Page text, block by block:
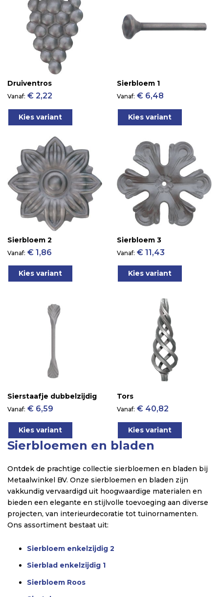
Druiventros
Vanaf € 2,22
Kies variant
Sierbloem 1
Vanaf € 6,48
Kies variant
Sierbloem 2
Vanaf € 1,86
Kies variant
Sierbloem 3
Vanaf € 11,43
Kies variant
Sierstaafje dubbelzijdig
Vanaf € 6,59
Kies variant
Tors
Vanaf € 40,82
Kies variant
Sierbloemen en bladen
Ontdek de prachtige collectie sierbloemen en bladen bij
Metaalwinkel BV. Onze sierbloemen en bladen zijn
vakkundig vervaardigd uit hoogwaardige materialen en
bieden een elegante en stijlvolle toevoeging aan diverse
projecten, van interieurdecoratie tot tuinornamenten.
Ons assortiment bestaat uit:
Sierbloem enkelzijdig 2
Sierblad enkelzijdig 1
Sierbloem Roos